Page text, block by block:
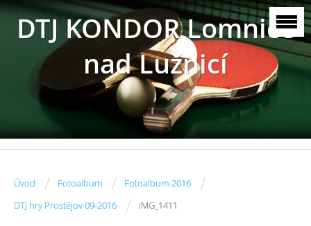
DTJ KONDOR Lomnice
nad Lužnicí
Úvod / Fotoalbum / Fotoalbum-2016 /
DTJ hry Prostějov 09-2016 / IMG_1411